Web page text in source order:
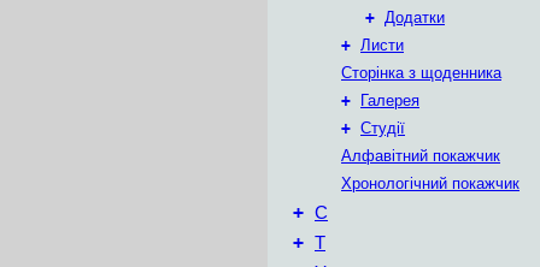
+ Додатки
+ Листи
Сторінка з щоденника
+
Галерея
+ Студії
Алфавітний покажчик
Хронологічний покажчик
+ С
+ Т